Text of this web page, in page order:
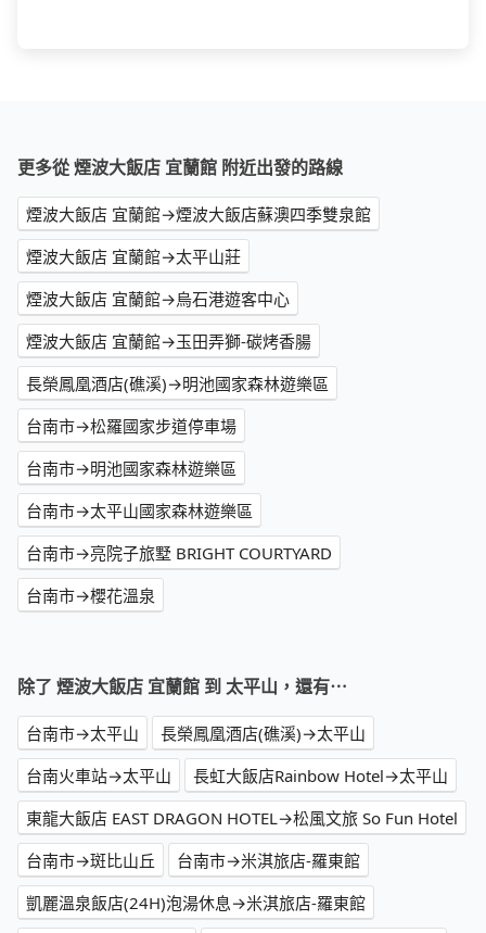
更多從 煙波大飯店 宜蘭館 附近出發的路線
煙波大飯店 宜蘭館→煙波大飯店蘇澳四季雙泉館
煙波大飯店 宜蘭館→太平山莊
煙波大飯店 宜蘭館→烏石港遊客中心
煙波大飯店 宜蘭館→玉田弄獅-碳烤香腸
長榮鳳凰酒店(礁溪)→明池國家森林遊樂區
台南市→松羅國家步道停車場
台南市→明池國家森林遊樂區
台南市→太平山國家森林遊樂區
台南市→亮院子旅墅 BRIGHT COURTYARD
台南市→櫻花溫泉
除了 煙波大飯店 宜蘭館 到 太平山，還有⋯
台南市→太平山
長榮鳳凰酒店(礁溪)→太平山
台南火車站→太平山
長虹大飯店Rainbow Hotel→太平山
東龍大飯店 EAST DRAGON HOTEL→松風文旅 So Fun Hotel
台南市→斑比山丘
台南市→米淇旅店-羅東館
凱麗溫泉飯店(24H)泡湯休息→米淇旅店-羅東館